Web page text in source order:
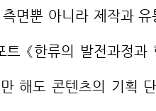
트 《한류의 발전과정
해도 콘텐츠의 기획